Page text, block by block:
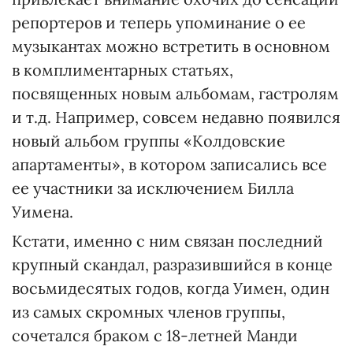
репортеров и теперь упоминание о ее
музыкантах можно встретить в основном
в комплиментарных статьях,
посвященных новым альбомам, гастролям
и т.д. Например, совсем недавно появился
новый альбом группы «Колдовские
апартаменты», в котором записались все
ее участники за исключением Билла
Уимена.
Кстати, именно с ним связан последний
крупный скандал, разразившийся в конце
восьмидесятых годов, когда Уимен, один
из самых скромных членов группы,
сочетался браком с 18-летней Манди